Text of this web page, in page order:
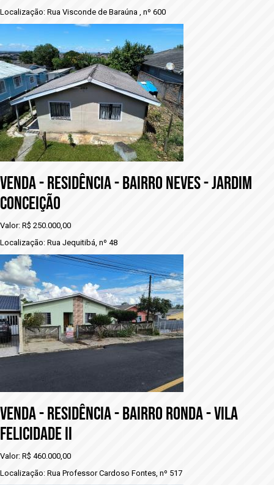
Localização: Rua Visconde de Baraúna , nº 600
VENDA - rESIDÊNCIA - BAIRRO NEVES - JARDIM
CONCEIÇÃO
Valor: R$ 250.000,00
Localização: Rua Jequitibá, nº 48
VENDA - RESIDÊNCIA - bAIRRO RONDA - VILA
FELICIDADE II
Valor: R$ 460.000,00
Localização: Rua Professor Cardoso Fontes, nº 517